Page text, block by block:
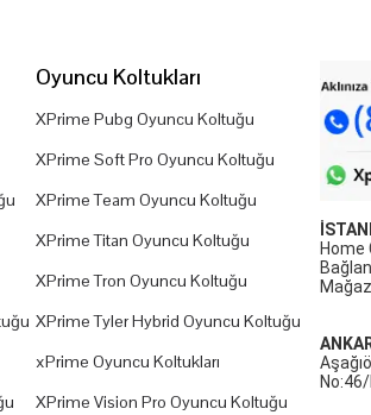
Oyuncu Koltukları
XPrime Pubg Oyuncu Koltuğu
XPrime Soft Pro Oyuncu Koltuğu
XPrime Team Oyuncu Koltuğu
XPrime Titan Oyuncu Koltuğu
XPrime Tron Oyuncu Koltuğu
XPrime Tyler Hybrid Oyuncu Koltuğu
xPrime Oyuncu Koltukları
XPrime Vision Pro Oyuncu Koltuğu
Home